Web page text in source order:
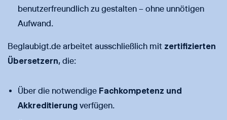
benutzerfreundlich zu gestalten – ohne unnötigen
Aufwand.
Beglaubigt.de arbeitet ausschließlich mit zertifizierten
Übersetzern, die:
Über die notwendige Fachkompetenz und
Akkreditierung verfügen.